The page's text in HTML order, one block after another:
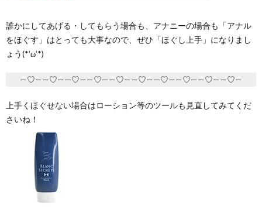
誰かにしてあげる・してもらう場合も、アナニーの場合も「アナル
をほぐす」はとっても大事なので、ぜひ「ほぐし上手」になりまし
ょう(*’ω’*)
—♡——♡——♡——♡——♡——♡——♡——♡——♡——♡—
上手くほぐせない場合はローション等のツールも見直してみてくだ
さいね！